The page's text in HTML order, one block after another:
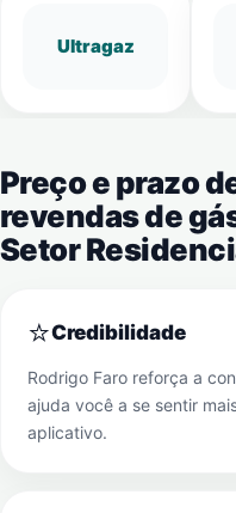
Ultragaz
Preço e prazo
revendas de
Setor
⭐Credibilidade
Rodrigo Faro reforça a
ajuda você a se sentir
aplicativo.